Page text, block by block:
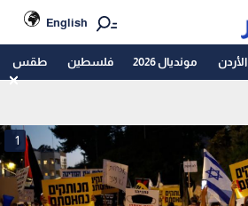
English
الأردن مونديال 2026 فلسطين طقس
1